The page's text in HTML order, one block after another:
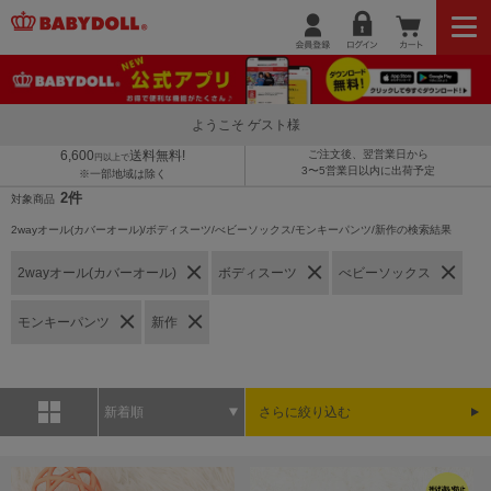
ようこそ ゲスト様
6,600 円以上で送料無料!
※一部地域は除く
ご注文後、翌営業日から
3〜5営業日以内に出荷予定
対象商品 2件
2wayオール(カバーオール)/ボディスーツ/べビーソックス/モンキーパンツ/新作の検索結果
2wayオール(カバーオール) ボディスーツ べビーソックス
モンキーパンツ 新作
新着順 さらに絞り込む